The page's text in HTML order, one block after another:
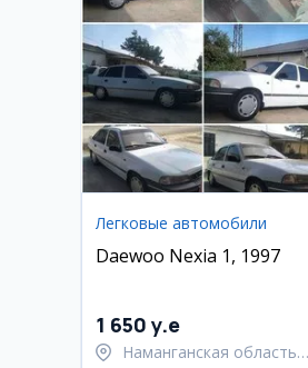
Легковые автомобили
Daewoo Nexia 1, 1997
1 650 y.e
Наманганская область,